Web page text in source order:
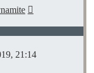
21:14